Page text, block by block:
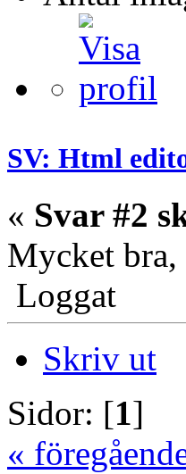
SV: Html
« Svar #2
Mycket
Loggat
Skriv ut
Sidor: [1]
«